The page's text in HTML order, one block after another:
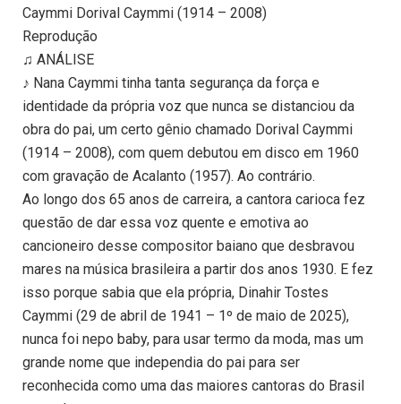
Caymmi Dorival Caymmi (1914 – 2008)
Reprodução
♫ ANÁLISE
♪ Nana Caymmi tinha tanta segurança da força e
identidade da própria voz que nunca se distanciou da
obra do pai, um certo gênio chamado Dorival Caymmi
(1914 – 2008), com quem debutou em disco em 1960
com gravação de Acalanto (1957). Ao contrário.
Ao longo dos 65 anos de carreira, a cantora carioca fez
questão de dar essa voz quente e emotiva ao
cancioneiro desse compositor baiano que desbravou
mares na música brasileira a partir dos anos 1930. E fez
isso porque sabia que ela própria, Dinahir Tostes
Caymmi (29 de abril de 1941 – 1º de maio de 2025),
nunca foi nepo baby, para usar termo da moda, mas um
grande nome que independia do pai para ser
reconhecida como uma das maiores cantoras do Brasil